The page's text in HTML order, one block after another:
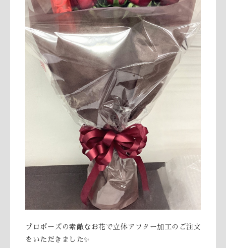
プロポーズの素敵なお花で立体アフター加工のご注文
をいただきました✨